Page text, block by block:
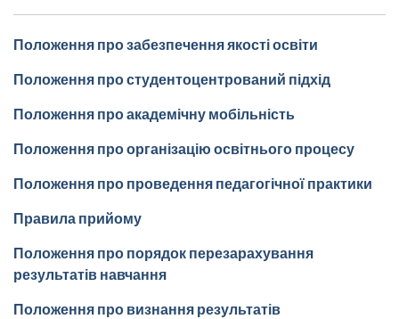
Положення про забезпечення якості освіти
Положення про студентоцентрований підхід
Положення про академічну мобільність
Положення про організацію освітнього процесу
Положення про проведення педагогічної практики
Правила прийому
Положення про порядок перезарахування
результатів навчання
Положення про визнання результатів